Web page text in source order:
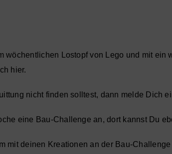
wöchentlichen Lostopf von Lego und mit
hier.
nicht finden solltest, dann melde Dich
eine Bau-Challenge an, dort kannst Du
mit deinen Kreationen an der Bau-